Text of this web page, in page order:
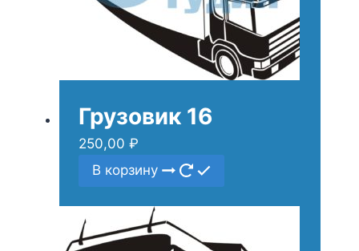
Грузовик 16
250,00 ₽
В корзину